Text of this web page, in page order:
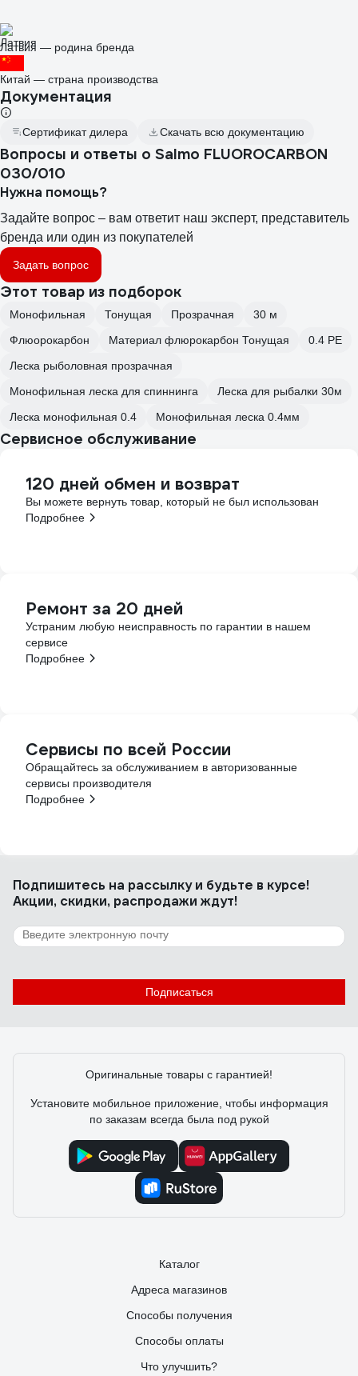
Латвия — родина бренда
Китай — страна производства
Документация
Сертификат дилера Скачать всю документацию
Вопросы и ответы о Salmo FLUOROCARBON
030/010
Нужна помощь?
Задайте вопрос – вам ответит наш эксперт, представитель
бренда или один из покупателей
Задать вопрос
Этот товар из подборок
Монофильная Тонущая Прозрачная
30 м
Флюорокарбон
Материал флюрокарбон Тонущая
0.4 PE
Леска рыболовная прозрачная
Монофильная леска для спиннинга
Леска для рыбалки 30м
Леска монофильная 0.4
Монофильная леска 0.4мм
Сервисное обслуживание
120 дней обмен и возврат
Вы можете вернуть товар, который не был использован
Подробнее
Ремонт за 20 дней
Устраним любую неисправность по гарантии в нашем
сервисе
Подробнее
Сервисы по всей России
Обращайтесь за обслуживанием в авторизованные
сервисы производителя
Подробнее
Подпишитесь на рассылкуи будьте в курсе!
Акции, скидки, распродажи ждут!
Подписаться
Оригинальные товары с гарантией!
Установите мобильное приложение, чтобы информация
по заказам всегда была под рукой
Каталог
Адреса магазинов
Способы получения
Способы оплаты
Что улучшить?